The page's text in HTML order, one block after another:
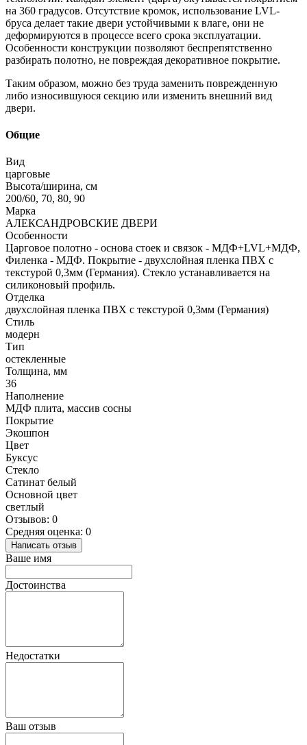
на 360 градусов. Отсутствие кромок, использование LVL-
бруса делает такие двери устойчивыми к влаге, они не
деформируются в процессе всего срока эксплуатации.
Особенности конструкции позволяют беспрепятственно
разбирать полотно, не повреждая декоративное покрытие.
Таким образом, можно без труда заменить поврежденную
либо износившуюся секцию или изменить внешний вид
двери.
Общие
Вид
царговые
Высота/ширина, см
200/60, 70, 80, 90
Марка
АЛЕКСАНДРОВСКИЕ ДВЕРИ
Особенности
Царговое полотно - основа стоек и связок - МДФ+LVL+МДФ,
Филенка - МДФ. Покрытие - двухслойная пленка ПВХ с
текстурой 0,3мм (Германия). Стекло устанавливается на
силиконовый профиль.
Отделка
двухслойная пленка ПВХ с текстурой 0,3мм (Германия)
Стиль
модерн
Тип
остекленные
Толщина, мм
36
Наполнение
МДФ плита, массив сосны
Покрытие
Экошпон
Цвет
Буксус
Стекло
Сатинат белый
Основной цвет
светлый
Отзывов: 0
Средняя оценка: 0
Написать отзыв
Ваше имя
Достоинства
Недостатки
Ваш отзыв